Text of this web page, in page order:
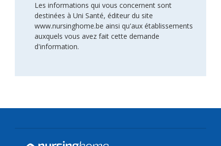
Les informations qui vous concernent sont
destinées à Uni Santé, éditeur du site
www.nursinghome.be ainsi qu'aux établissements
auxquels vous avez fait cette demande
d'information.